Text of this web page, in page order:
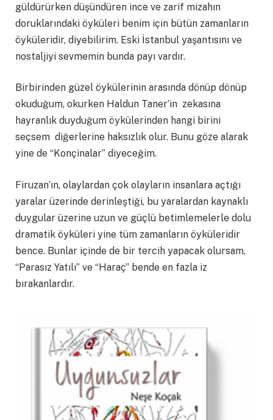
güldürürken düşündüren ince ve zarif mizahın
doruklarındaki öyküleri benim için bütün zamanların
öyküleridir, diyebilirim. Eski İstanbul yaşantısını ve
nostaljiyi sevmemin bunda payı vardır.
Birbirinden güzel öykülerinin arasında dönüp dönüp
okuduğum, okurken Haldun Taner’in zekasına
hayranlık duyduğum öykülerinden hangi birini
seçsem diğerlerine haksızlık olur. Bunu göze alarak
yine de “Konçinalar” diyeceğim.
Firuzan’ın, olaylardan çok olayların insanlara açtığı
yaralar üzerinde derinleştiği, bu yaralardan kaynaklı
duygular üzerine uzun ve güçlü betimlemelerle dolu
dramatik öyküleri yine tüm zamanların öyküleridir
bence. Bunlar içinde de bir tercih yapacak olursam,
“Parasız Yatılı” ve “Haraç” bende en fazla iz
bırakanlardır.